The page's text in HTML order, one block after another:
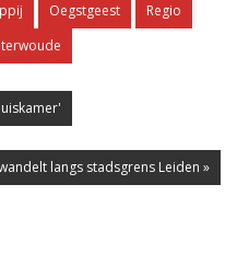
Oegstgeest
Regio
langs stadsgrens Leiden »